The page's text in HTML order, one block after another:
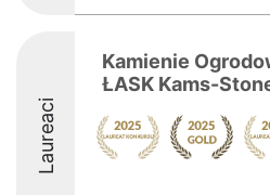
Laureaci
Kamienie
ŁASK Kams-